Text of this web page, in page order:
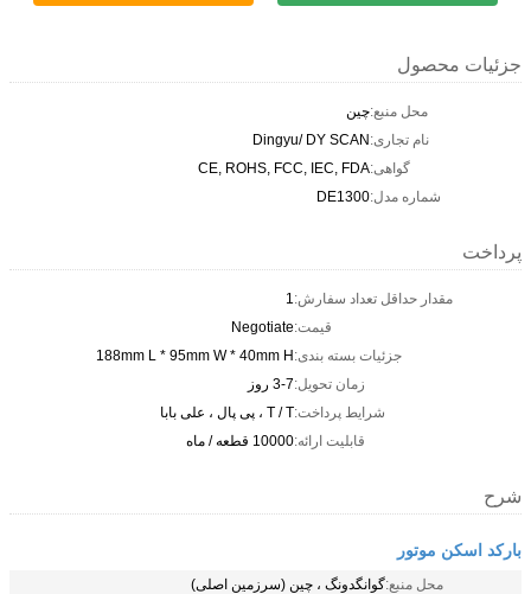
جزئیات محصول
محل منبع:چین
نام تجاری:Dingyu/ DY SCAN
گواهی:CE, ROHS, FCC, IEC, FDA
شماره مدل:DE1300
پرداخت
مقدار حداقل تعداد سفارش:1
قیمت:Negotiate
جزئیات بسته بندی:188mm L * 95mm W * 40mm H
زمان تحویل:3-7 روز
شرایط پرداخت:T / T ، پی پال ، علی بابا
قابلیت ارائه:10000 قطعه / ماه
شرح
بارکد اسکن موتور
محل منبع:گوانگدونگ ، چین (سرزمین اصلی)